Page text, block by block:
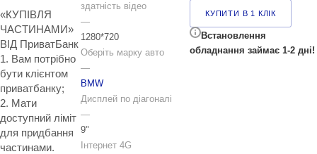
«КУПІВЛЯ
ЧАСТИНАМИ»
ВІД ПриватБанк
1. Вам потрібно
бути клієнтом
приватбанку;
2. Мати
доступний ліміт
для придбання
частинами.
здатність відео
—
1280*720
Оберіть марку авто
—
BMW
Дисплей по діагоналі
—
9"
Інтернет 4G
КУПИТИ В 1 КЛІК
Встановлення
обладнання займає 1-2 дні!